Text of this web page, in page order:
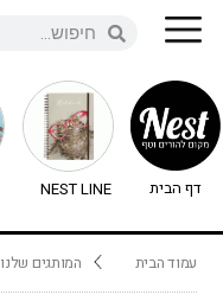
דף הבית NEST LINE
עמוד הבית המותגים שלנו